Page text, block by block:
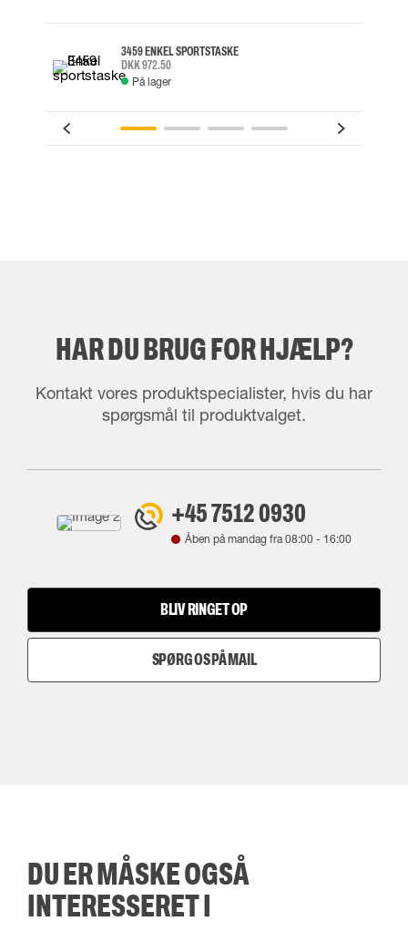
3459 ENKEL SPORTSTASKE
DKK 972.50
På lager
HAR DU BRUG FOR HJÆLP?
Kontakt vores produktspecialister, hvis du har
spørgsmål til produktvalget.
+45 7512 0930
Åben på mandag fra08:00 - 16:00
BLIV RINGET OP
SPØRG OS PÅ MAIL
DU ER MÅSKE OGSÅ
INTERESSERET I